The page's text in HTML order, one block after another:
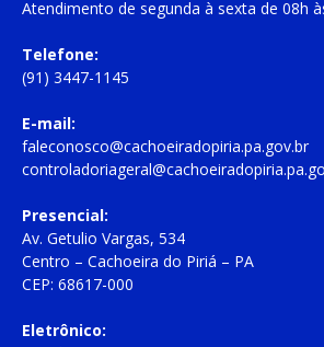
Atendimento de segunda à sexta de 08h
Telefone:
(91) 3447-1145
E-mail:
faleconosco@cachoeiradopiria.pa.gov.br
Presencial:
Av. Getulio Vargas, 534
Centro – Cachoeira do Piriá – PA
CEP: 68617-000
Eletrônico: